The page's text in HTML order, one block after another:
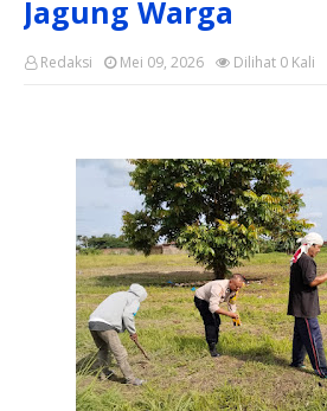
Jagung Warga
Redaksi Dilihat 0 Kali
Mei 09, 2026